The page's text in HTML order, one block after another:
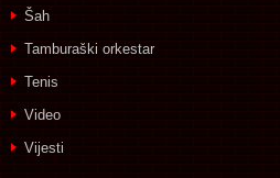
Šah
Tamburaški orkestar
Tenis
Video
Vijesti